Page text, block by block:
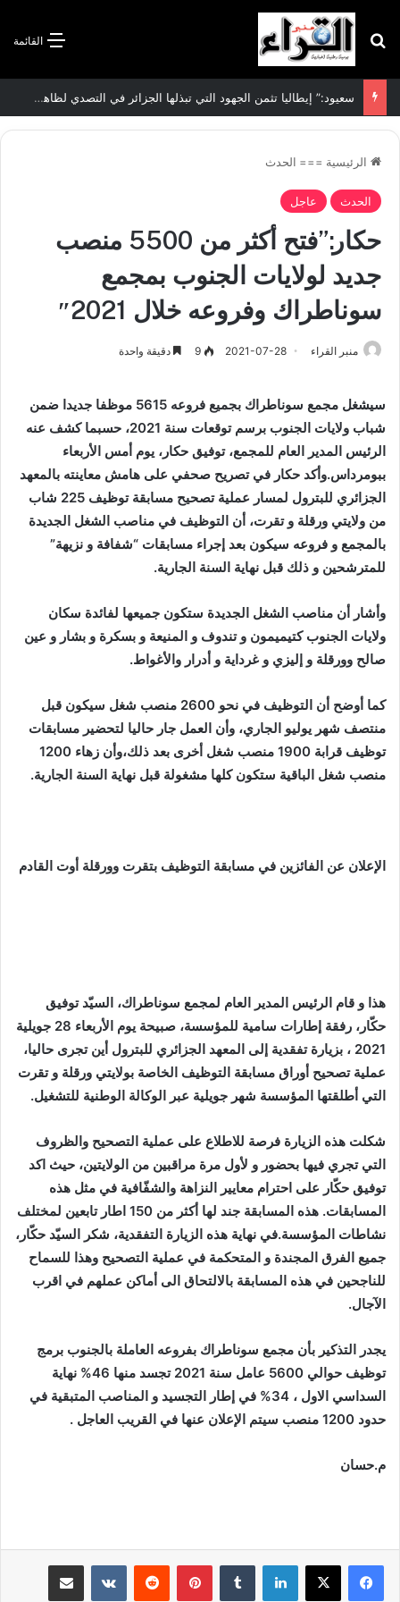
القائمة بحث عن
سعيود:” إيطاليا تثمن الجهود التي تبذلها الجزائر في التصدي لظاهرة الهجرة غير الشرعية”
الرئيسية === الحدث
الحدث عاجل
حكار:”فتح أكثر من 5500 منصب
جديد لولايات الجنوب بمجمع
سوناطراك وفروعه خلال 2021″
منبر القراء 2021-07-28
9 دقيقة واحدة
سيشغل مجمع سوناطراك بجميع فروعه 5615 موظفا جديدا ضمن
شباب ولايات الجنوب برسم توقعات سنة 2021، حسبما كشف عنه
الرئيس المدير العام للمجمع، توفيق حكار، يوم أمس الأربعاء
ببومرداس.وأكد حكار في تصريح صحفي على هامش معاينته بالمعهد
الجزائري للبترول لمسار عملية تصحيح مسابقة توظيف 225 شاب
من ولايتي ورقلة و تقرت، أن التوظيف في مناصب الشغل الجديدة
بالمجمع و فروعه سيكون بعد إجراء مسابقات “شفافة و نزيهة”
للمترشحين و ذلك قبل نهاية السنة الجارية.
وأشار أن مناصب الشغل الجديدة ستكون جميعها لفائدة سكان
ولايات الجنوب كتيميمون و تندوف و المنيعة و بسكرة و بشار و عين
صالح وورقلة و إليزي و غرداية و أدرار والأغواط.
كما أوضح أن التوظيف في نحو 2600 منصب شغل سيكون قبل
منتصف شهر يوليو الجاري، وأن العمل جار حاليا لتحضير مسابقات
توظيف قرابة 1900 منصب شغل أخرى بعد ذلك،وأن زهاء 1200
منصب شغل الباقية ستكون كلها مشغولة قبل نهاية السنة الجارية.
الإعلان عن الفائزين في مسابقة التوظيف بتقرت وورقلة أوت القادم
هذا و قام الرئيس المدير العام لمجمع سوناطراك، السيّد توفيق
حكّار، رفقة إطارات سامية للمؤسسة، صبيحة يوم الأربعاء 28 جويلية
2021 ، بزيارة تفقدية إلى المعهد الجزائري للبترول أين تجرى حاليا،
عملية تصحيح أوراق مسابقة التوظيف الخاصة بولايتي ورقلة و تقرت
التي أطلقتها المؤسسة شهر جويلية عبر الوكالة الوطنية للتشغيل.
شكلت هذه الزيارة فرصة للاطلاع على عملية التصحيح والظروف
التي تجري فيها بحضور و لأول مرة مراقبين من الولايتين، حيث اكد
توفيق حكّار على احترام معايير النزاهة والشفّافية في مثل هذه
المسابقات. هذه المسابقة جند لها أكثر من 150 اطار تابعين لمختلف
نشاطات المؤسسة.في نهاية هذه الزيارة التفقدية، شكر السيّد حكّار،
جميع الفرق المجندة و المتحكمة في عملية التصحيح وهذا للسماح
للناجحين في هذه المسابقة بالالتحاق الى أماكن عملهم في اقرب
الآجال.
يجدر التذكير بأن مجمع سوناطراك بفروعه العاملة بالجنوب برمج
توظيف حوالي 5600 عامل سنة 2021 تجسد منها 46% نهاية
السداسي الاول ، 34% في إطار التجسيد و المناصب المتبقية في
حدود 1200 منصب سيتم الإعلان عنها في القريب العاجل .
م.حسان
لينكدإن بينتيريست